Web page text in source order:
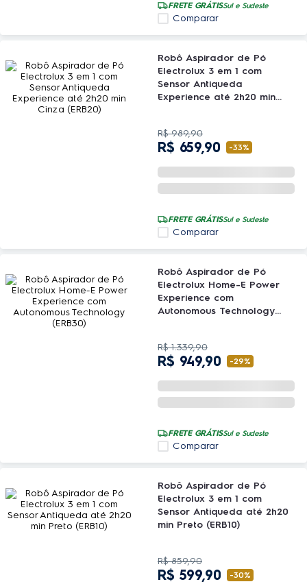
FRETE GRÁTISSul e Sudeste
Comparar
Robô Aspirador de Pó
Electrolux 3 em 1 com
Sensor Antiqueda
Experience até 2h20 min
R$ 989,90
R$ 659,90 -33%
FRETE GRÁTISSul e Sudeste
Comparar
Robô Aspirador de Pó
Electrolux Home-E Power
Experience com
Autonomous Technology
R$ 1.339,90
R$ 949,90 -29%
FRETE GRÁTISSul e Sudeste
Comparar
Robô Aspirador de Pó
Electrolux 3 em 1 com
Sensor Antiqueda até 2h20
min Preto (ERB10)
R$ 859,90
R$ 599,90 -30%